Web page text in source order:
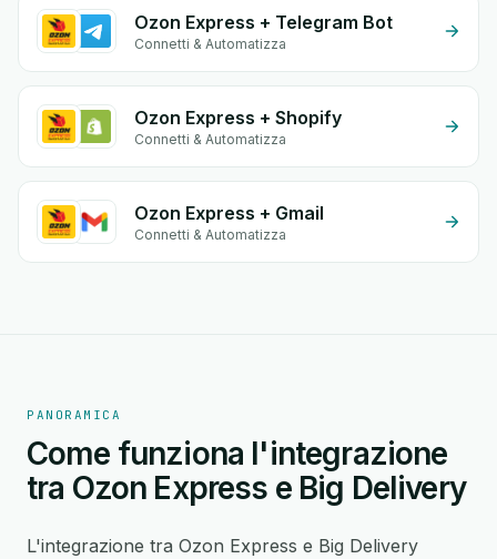
Ozon Express + Telegram Bot
Connetti & Automatizza
Ozon Express + Shopify
Connetti & Automatizza
Ozon Express + Gmail
Connetti & Automatizza
PANORAMICA
Come funziona l'integrazione
tra Ozon Express e Big Delivery
L'integrazione tra Ozon Express e Big Delivery